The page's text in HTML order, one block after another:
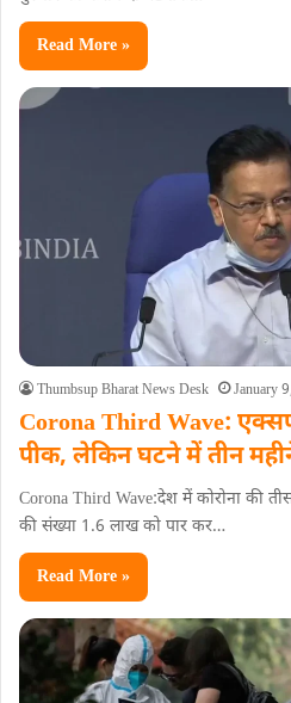
Read More »
Thumbsup Bharat News Desk January
Corona Third Wave:
पीक, लेकिन घटने में तीन
Corona Third Wave:देश में कोरोना की
की संख्या 1.6 लाख को पार कर…
Read More »